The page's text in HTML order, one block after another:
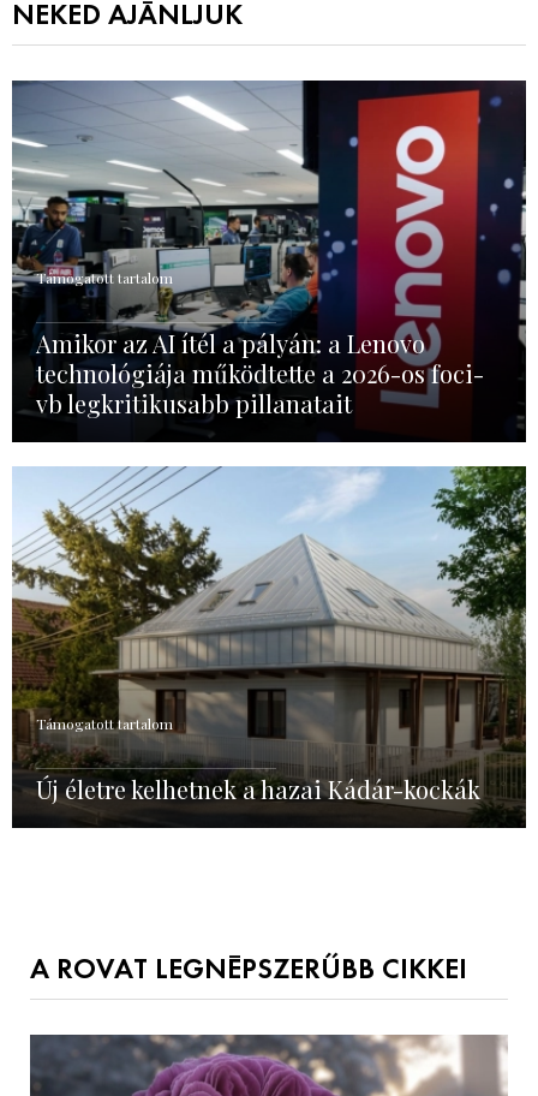
NEKED AJÁNLJUK
Támogatott tartalom
Amikor az AI ítél a pályán: a Lenovo
technológiája működtette a 2026-os foci-
vb legkritikusabb pillanatait
Támogatott tartalom
Új életre kelhetnek a hazai Kádár-kockák
A ROVAT LEGNÉPSZERŰBB CIKKEI